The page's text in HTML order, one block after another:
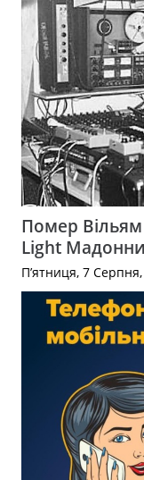
Помер
Light
П’ятниця, 7